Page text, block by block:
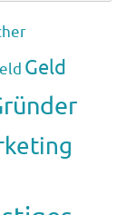
Geld